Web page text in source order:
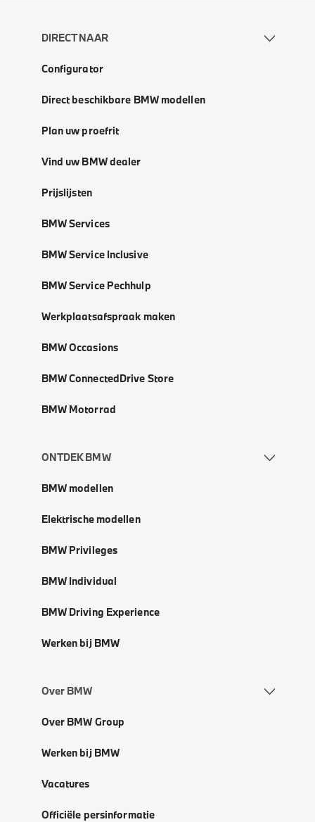
DIRECT NAAR
Configurator
Direct beschikbare BMW modellen
Plan uw proefrit
Vind uw BMW dealer
Prijslijsten
BMW Services
BMW Service Inclusive
BMW Service Pechhulp
Werkplaatsafspraak maken
BMW Occasions
BMW ConnectedDrive Store
BMW Motorrad
ONTDEK BMW
BMW modellen
Elektrische modellen
BMW Privileges
BMW Individual
BMW Driving Experience
Werken bij BMW
Over BMW
Over BMW Group
Werken bij BMW
Vacatures
Officiële persinformatie